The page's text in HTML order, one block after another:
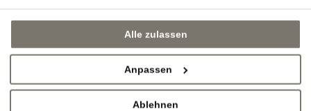
Alle zulassen
Anpassen
Ablehnen
GARTENTERRASSE IN EPPAN –
SCHATTEN, WEIN, GUTE GESPRÄCHE